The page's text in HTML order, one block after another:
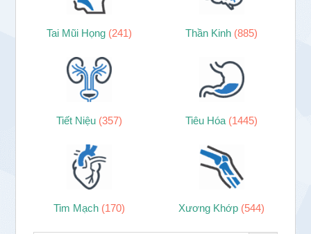
Tai Mũi Họng (241) Thần Kinh (885)
Tiết Niệu (357) Tiêu Hóa (1445)
Tim Mạch (170) Xương Khớp (544)